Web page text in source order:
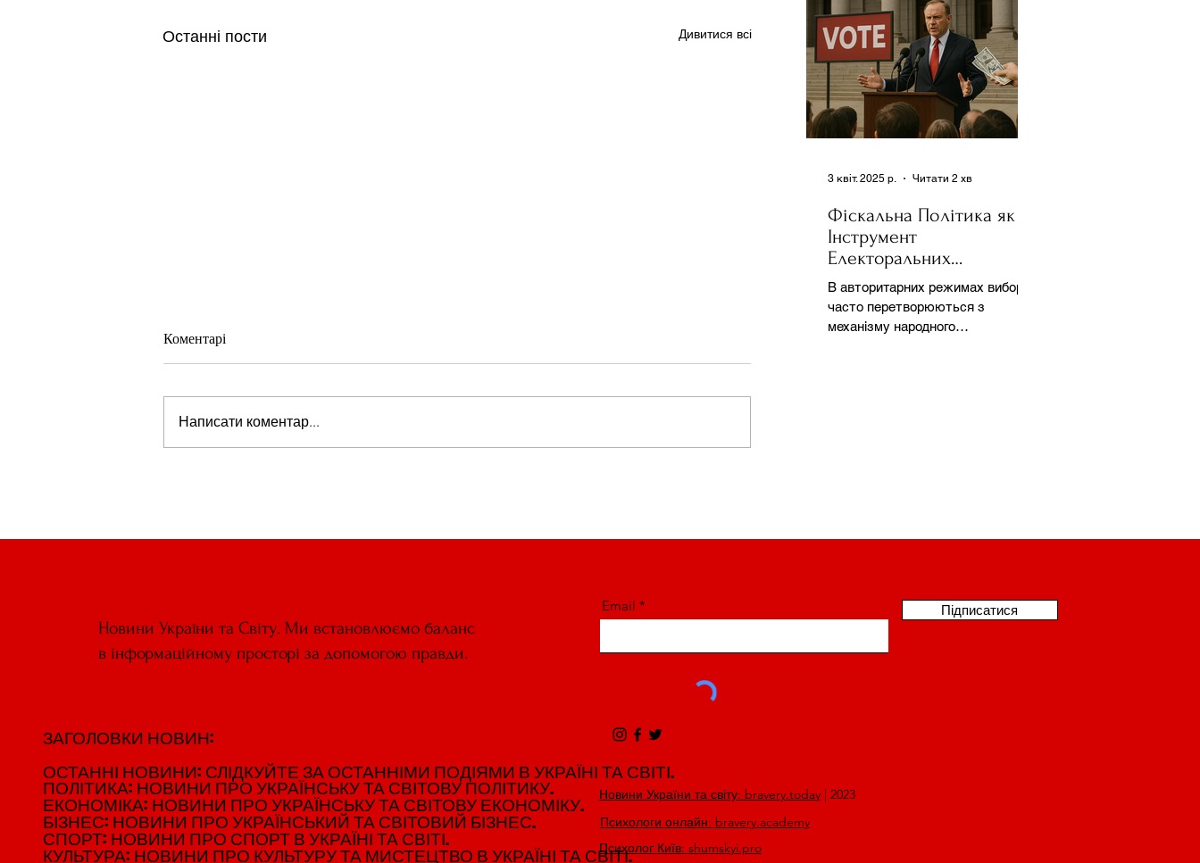
Останні пости Дивитися всі
Коментарі
Написати коментар...
Фіскальна Політика як
Інструмент
Електоральних
Маніпуляцій в
Автократіях
В авторитарних режимах вибори
часто перетворюються з
механізму народного
3 квіт. 2025 р. Читати 2 хв
Новини України та Світу. Ми встановлюємо баланс
в інформаційному просторі за допомогою правди.
ЗАГОЛОВКИ НОВИН:
ОСТАННІ НОВИНИ: СЛІДКУЙТЕ ЗА ОСТАННІМИ ПОДІЯМИ В УКРАЇНІ ТА СВІТІ.
ПОЛІТИКА: НОВИНИ ПРО УКРАЇНСЬКУ ТА СВІТОВУ ПОЛІТИКУ.
ЕКОНОМІКА: НОВИНИ ПРО УКРАЇНСЬКУ ТА СВІТОВУ ЕКОНОМІКУ.
БІЗНЕС: НОВИНИ ПРО УКРАЇНСЬКИЙ ТА СВІТОВИЙ БІЗНЕС.
СПОРТ: НОВИНИ ПРО СПОРТ В УКРАЇНІ ТА СВІТІ.
КУЛЬТУРА: НОВИНИ ПРО КУЛЬТУРУ ТА МИСТЕЦТВО В УКРАЇНІ ТА СВІТІ.
ЗАГОЛОВКИ НОВИН:
ОСТАННІ НОВИНИ: СЛІДКУЙТЕ ЗА ОСТАННІМИ ПОДІЯМИ В УКРАЇНІ ТА СВІТІ.
ПОЛІТИКА: НОВИНИ ПРО УКРАЇНСЬКУ ТА СВІТОВУ ПОЛІТИКУ.
ЕКОНОМІКА: НОВИНИ ПРО УКРАЇНСЬКУ ТА СВІТОВУ ЕКОНОМІКУ.
БІЗНЕС: НОВИНИ ПРО УКРАЇНСЬКИЙ ТА СВІТОВИЙ БІЗНЕС.
СПОРТ: НОВИНИ ПРО СПОРТ В УКРАЇНІ ТА СВІТІ.
КУЛЬТУРА: НОВИНИ ПРО КУЛЬТУРУ ТА МИСТЕЦТВО В УКРАЇНІ ТА СВІТІ.
Email Підписатися
Новини України та світу: bravery.today| 2023
Психологи онлайн: bravery.academy
Психолог Київ: shumskyi.pro